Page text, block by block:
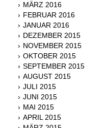
MÄRZ 2016
FEBRUAR 2016
JANUAR 2016
DEZEMBER 2015
NOVEMBER 2015
OKTOBER 2015
SEPTEMBER 2015
AUGUST 2015
JULI 2015
JUNI 2015
MAI 2015
APRIL 2015